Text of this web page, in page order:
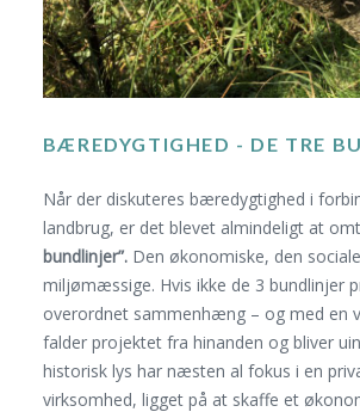
BÆREDYGTIGHED - DE TRE
Når der diskuteres bæredygtighed i
landbrug, er det blevet almindeligt at
bundlinjer”.Den økonomiske, den
miljømæssige. Hvis ikke de 3 bundlinjer
overordnet sammenhæng – og med en
falder projektet fra hinanden og bliver
historisk lys har næsten al fokus i en
virksomhed, ligget på at skaffe et